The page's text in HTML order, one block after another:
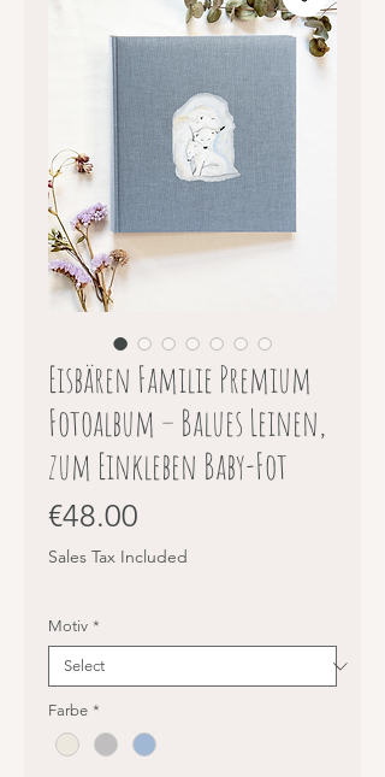
Eisbären Familie Premium
Fotoalbum – Balues Leinen,
zum Einkleben Baby-Fot
€48.00
Sales Tax Included
Motiv *
Farbe *